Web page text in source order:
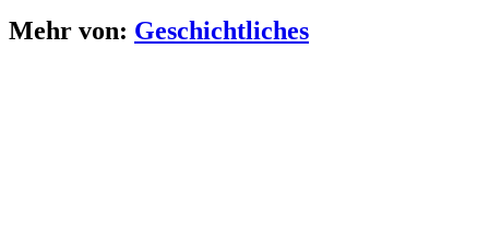
Mehr von: Geschichtliches